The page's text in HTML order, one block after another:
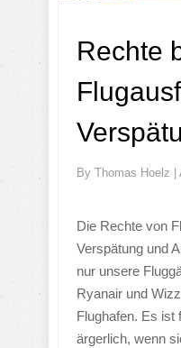
Rechte
By Thomas Hoelz |
Die Rechte von
Verspätung und
nur unsere
Ryanair und
Flughafen. Es ist
ärgerlich, wenn